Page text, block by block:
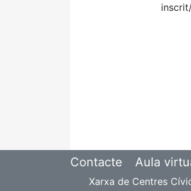
Contacte Aula
Xarxa de Centres